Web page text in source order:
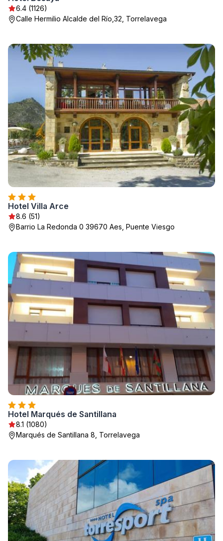
6.4 (1126)
Calle Hermilio Alcalde del Río,32, Torrelavega
Hotel Villa Arce
8.6 (51)
Barrio La Redonda 0 39670 Aes, Puente Viesgo
Hotel Marqués de Santillana
8.1 (1080)
Marqués de Santillana 8, Torrelavega